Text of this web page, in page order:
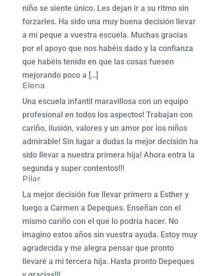
niño se siente único. Les dejan ir a su ritmo sin
forzarles. Ha sido una muy buena decisión llevar
a mi peque a vuestra escuela. Muchas gracias
por el apoyo que nos habéis dado y la confianza
que habéis tenido en que las cosas fuesen
mejorando poco a […]
Elena
Una escuela infantil maravillosa con un equipo
profesional en todos los aspectos! Trabajan con
cariño, ilusión, valores y un amor por los niños
admirable! Sin lugar a dudas la mejor decisión ha
sido llevar a nuestra primera hija! Ahora entra la
segunda y super contentos!!!
Pilar
La mejor decisión fue llevar primero a Esther y
luego a Carmen a Depeques. Enseñan con el
mismo cariño con el que lo podría hacer. No
imagino estos años sin vuestra ayuda. Estoy muy
agradecida y me alegra pensar que pronto
llevaré a mi tercera hija. Hasta pronto Depeques